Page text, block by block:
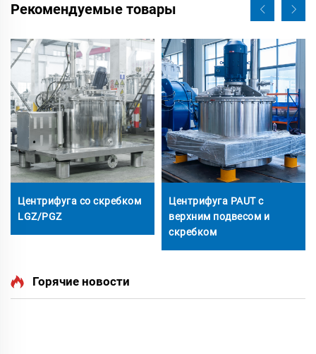
Рекомендуемые товары
Центрифуга со скребком
LGZ/PGZ
Центрифуга PAUT с
верхним подвесом и
скребком
Горячие новости